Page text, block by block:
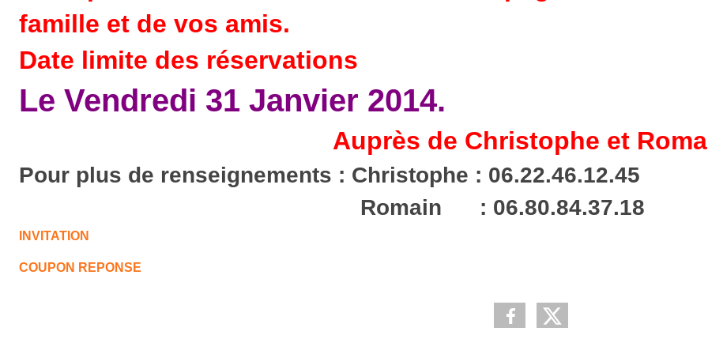
famille et de vos amis.
Date limite des réservations
Le Vendredi 31 Janvier 2014.
Auprès de Christophe et
Pour plus de renseignements : Christophe : 06.22.46.12.45
Romain : 06.80.84.37.18
INVITATION
COUPON REPONSE